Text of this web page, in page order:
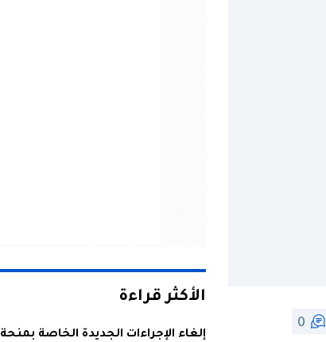
0
الأكثر قراءة
إلغاء الإجراءات الجديدة الخاصة بمنحة